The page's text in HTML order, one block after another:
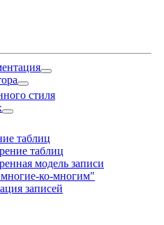
стиля
таблиц
таблиц
модель записи
ко-многим"
записей